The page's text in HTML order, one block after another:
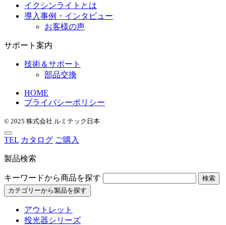
イクシンライトとは
導入事例・インタビュー
お客様の声
サポート案内
技術＆サポート
部品交換
HOME
プライバシーポリシー
© 2025 株式会社 ルミテック日本
TEL カタログ ご購入
製品検索
キーワードから商品を探す
検索
カテゴリーから製品を探す
アウトレット
投光器シリーズ